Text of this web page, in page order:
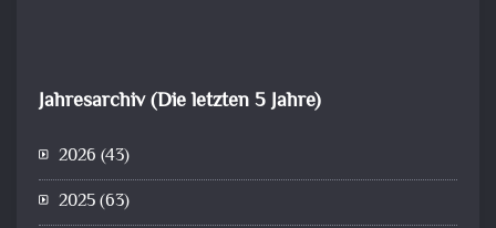
Jahresarchiv (Die letzten 5 Jahre)
2026 (43)
2025(63)